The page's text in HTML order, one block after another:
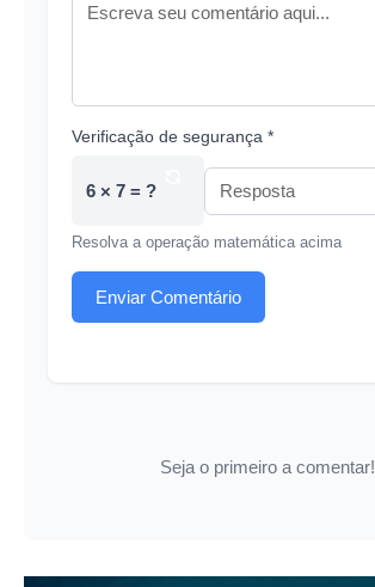
Verificação de segurança *
6 × 7 = ?
Resolva a operação matemática acima
Enviar Comentário
Seja o primeiro a comentar!